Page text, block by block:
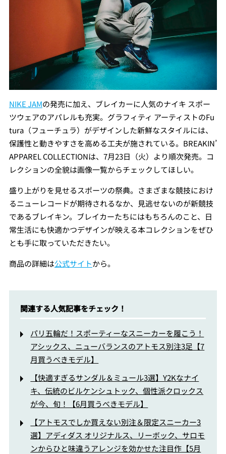
NIKE JAMの発売に加え、ブレイカーに人気のナイキ スポー
ツウェアのアパレルも充実。グラフィティ アーティストのFu
tura（フューチュラ）がデザインした新鮮なスタイルには、
保護性と動きやすさを高める工夫が施されている。BREAKIN’
APPAREL COLLECTIONは、7月23日（火）より順次発売。コ
レクションの全貌は画像一覧からチェックしてほしい。
盛り上がりを見せるスポーツの祭典。さまざまな競技におけ
るニューレコードが期待されるなか、見逃せないのが新競技
であるブレイキン。ブレイカーたちにはもちろんのこと、日
常生活にも快適かつデザインが映える本コレクションをぜひ
とも手に取っていただきたい。
商品の詳細は公式サイトから。
関連する人気記事をチェック！
パリ五輪だ！スポーティーなスニーカーを履こう！
アシックス、ニューバランスのアトモス別注3足【7
月買うべきモデル】
【快適すぎるサンダル＆ミュール3選】Y2Kなナイ
キ、伝統のビルケンシュトック、個性派クロックス
が今、旬！【6月買うべきモデル】
【アトモスでしか買えない別注＆限定スニーカー3
選】アディダス オリジナルス、リーボック、サロモ
ンからひと味違うアレンジを効かせた注目作【5月